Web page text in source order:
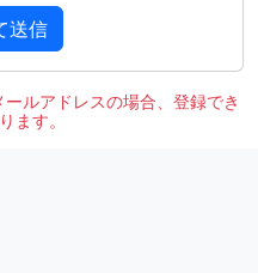
送信
ルアドレスの場合、登録でき
ます。